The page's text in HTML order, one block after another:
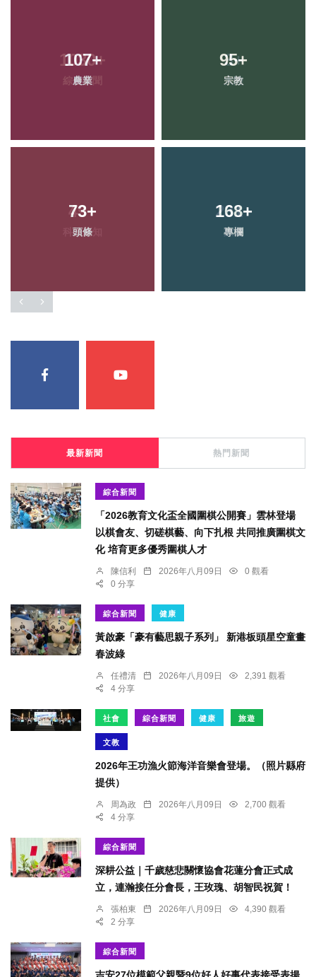
107+
農業
95+
宗教
73+
頭條
168+
專欄
最新新聞 熱門新聞
綜合新聞
「2026教育文化盃全國圍棋公開賽」雲林登場
以棋會友、切磋棋藝、向下扎根 共同推廣圍棋文
化 培育更多優秀圍棋人才
陳信利 2026年八月09日
0 觀看
0 分享
綜合新聞 健康
黃啟豪「豪有藝思親子系列」 新港板頭星空童畫
春波綠
任禮清 2026年八月09日
2,391 觀看
4 分享
社會 綜合新聞 健康 旅遊
文教
2026年王功漁火節海洋音樂會登場。（照片縣府
提供）
周為政 2026年八月09日
2,700 觀看
4 分享
綜合新聞
深耕公益｜千歲慈悲關懷協會花蓮分會正式成
立，連瀚接任分會長，王玫瑰、胡智民祝賀！
張柏東 2026年八月09日
4,390 觀看
2 分享
綜合新聞